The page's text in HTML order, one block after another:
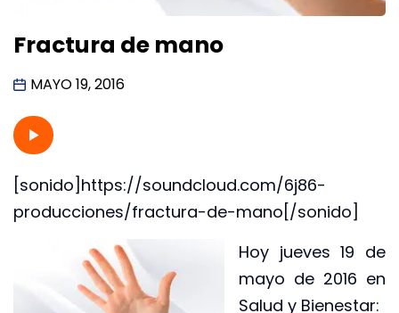
Fractura de mano
MAYO 19, 2016
[sonido]https://soundcloud.com/6j86-
producciones/fractura-de-mano[/sonido]
Hoy jueves 19 de
mayo de 2016 en
Salud y Bienestar: